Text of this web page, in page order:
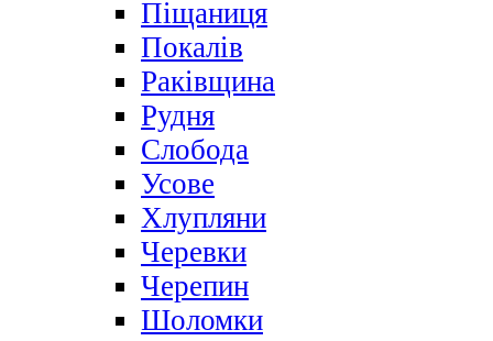
Піщаниця
Покалів
Раківщина
Рудня
Слобода
Усове
Хлупляни
Черевки
Черепин
Шоломки